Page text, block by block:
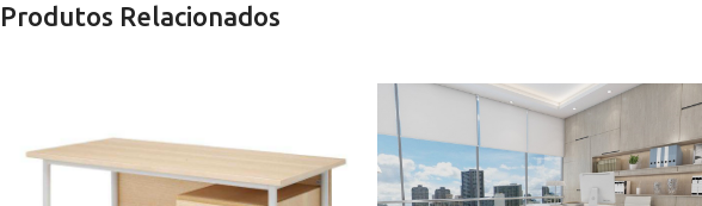
Produtos Relacionados